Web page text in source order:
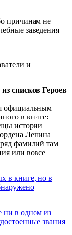
причинам не
заведения
и
списков Героев
официальным
в книге:
истории
Ленина
фамилий там
или вовсе
в книге, но в
ни в одном из
звания